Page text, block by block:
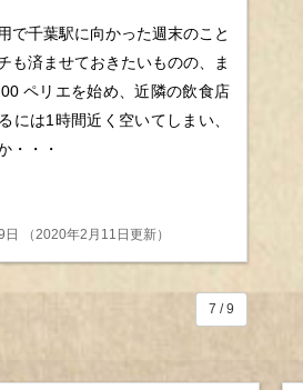
ち時間０分！？
で千葉駅に向かった週末のこと
も済ませておきたいものの、ま
ペリエを始め、近隣の飲食店
には1時間近く空いてしまい、
・・・
日 （2020年2月11日更新）
7 / 9